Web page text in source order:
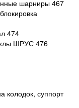
шарниры 467
474
ШРУС 476
колодок, суппорт